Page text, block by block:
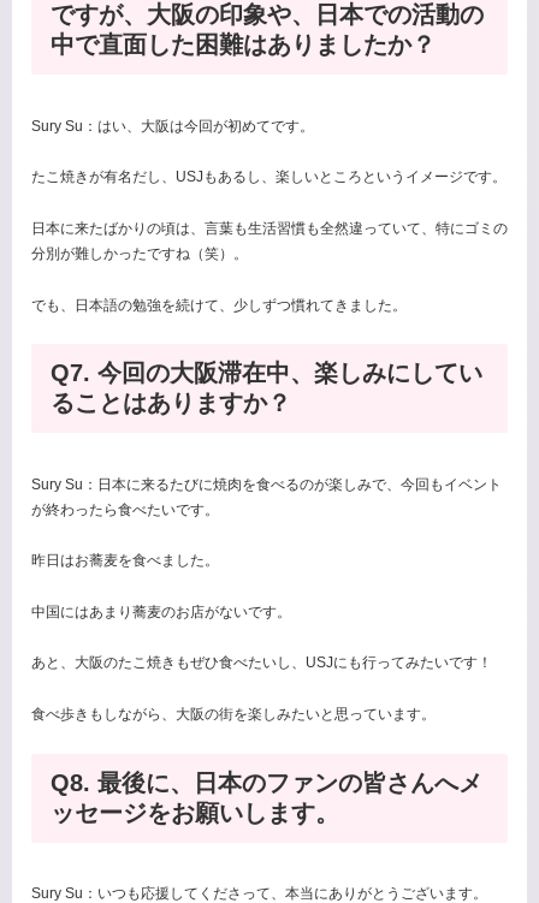
ですが、大阪の印象や、日本での活動の
中で直面した困難はありましたか？
Sury Su：はい、大阪は今回が初めてです。
たこ焼きが有名だし、USJもあるし、楽しいところというイメージです。
日本に来たばかりの頃は、言葉も生活習慣も全然違っていて、特にゴミの
分別が難しかったですね（笑）。
でも、日本語の勉強を続けて、少しずつ慣れてきました。
Q7. 今回の大阪滞在中、楽しみにしてい
ることはありますか？
Sury Su：日本に来るたびに焼肉を食べるのが楽しみで、今回もイベント
が終わったら食べたいです。
昨日はお蕎麦を食べました。
中国にはあまり蕎麦のお店がないです。
あと、大阪のたこ焼きもぜひ食べたいし、USJにも行ってみたいです！
食べ歩きもしながら、大阪の街を楽しみたいと思っています。
Q8. 最後に、日本のファンの皆さんへメ
ッセージをお願いします。
Sury Su：いつも応援してくださって、本当にありがとうございます。